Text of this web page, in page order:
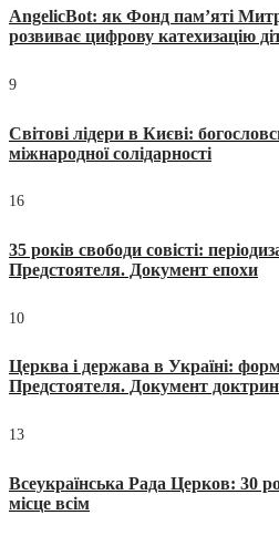
AngelicBot: як Фонд пам’яті
розвиває цифрову катехизацію
9
Світові лідери в Києві:
міжнародної солідарності
16
35 років свободи совісті:
Предстоятеля. Документ епохи
10
Церква і держава в Україні:
Предстоятеля. Документ
13
Всеукраїнська Рада Церков: 30
місце всім